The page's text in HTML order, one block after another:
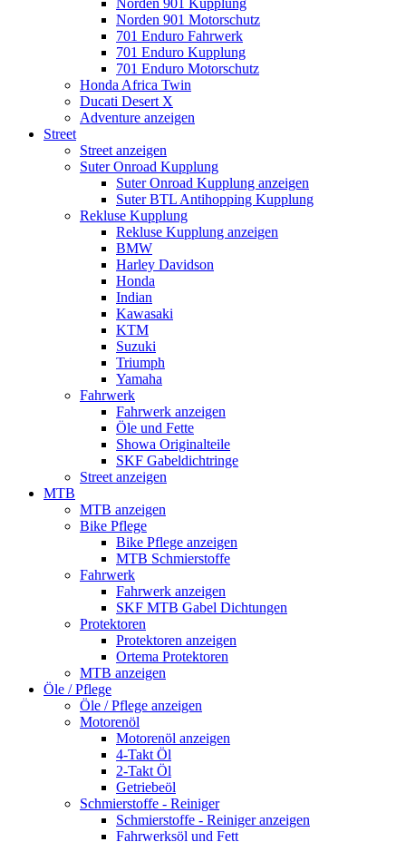
Norden 901 Kupplung
Norden 901 Motorschutz
701 Enduro Fahrwerk
701 Enduro Kupplung
701 Enduro Motorschutz
Honda Africa Twin
Ducati Desert X
Adventure anzeigen
Street
Street anzeigen
Suter Onroad Kupplung
Suter Onroad Kupplung anzeigen
Suter BTL Antihopping Kupplung
Rekluse Kupplung
Rekluse Kupplung anzeigen
BMW
Harley Davidson
Honda
Indian
Kawasaki
KTM
Suzuki
Triumph
Yamaha
Fahrwerk
Fahrwerk anzeigen
Öle und Fette
Showa Originalteile
SKF Gabeldichtringe
Street anzeigen
MTB
MTB anzeigen
Bike Pflege
Bike Pflege anzeigen
MTB Schmierstoffe
Fahrwerk
Fahrwerk anzeigen
SKF MTB Gabel Dichtungen
Protektoren
Protektoren anzeigen
Ortema Protektoren
MTB anzeigen
Öle / Pflege
Öle / Pflege anzeigen
Motorenöl
Motorenöl anzeigen
4-Takt Öl
2-Takt Öl
Getriebeöl
Schmierstoffe - Reiniger
Schmierstoffe - Reiniger anzeigen
Fahrwerksöl und Fett